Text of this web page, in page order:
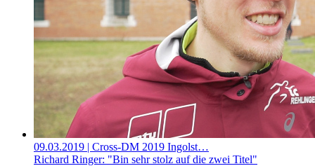
09.03.2019 | Cross-DM 2019 Ingolst…
Richard Ringer: "Bin sehr stolz auf die zwei Titel"